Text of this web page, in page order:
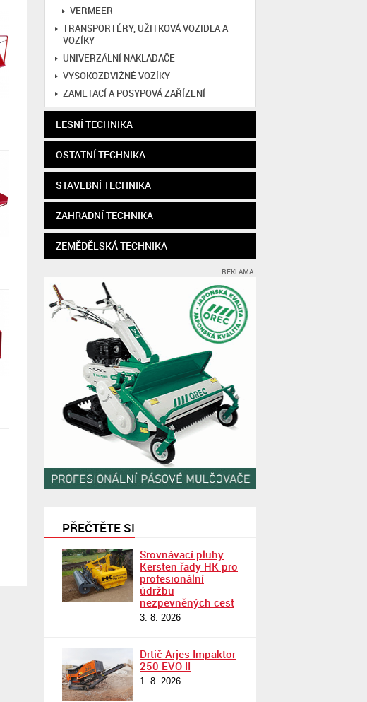
VERMEER
TRANSPORTÉRY, UŽITKOVÁ VOZIDLA A
VOZÍKY
UNIVERZÁLNÍ NAKLADAČE
VYSOKOZDVIŽNÉ VOZÍKY
ZAMETACÍ A POSYPOVÁ ZAŘÍZENÍ
LESNÍ TECHNIKA
OSTATNÍ TECHNIKA
STAVEBNÍ TECHNIKA
ZAHRADNÍ TECHNIKA
ZEMĚDĚLSKÁ TECHNIKA
REKLAMA
PŘEČTĚTE SI
Srovnávací pluhy
Kersten řady HK pro
profesionální
údržbu
nezpevněných cest
3. 8. 2026
Drtič Arjes Impaktor
250 EVO II
1. 8. 2026